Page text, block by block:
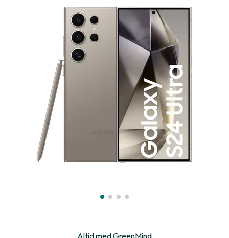
Altid med GreenMind